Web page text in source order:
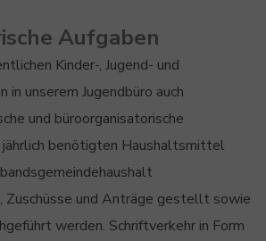
Aufgaben
Kinder-, Jugend- und
in unserem Jugendbüro auch
und büroorganisatorische
benötigten Haushaltsmittel
und Anträge gestellt sowie
werden. Schriftverkehr in Form